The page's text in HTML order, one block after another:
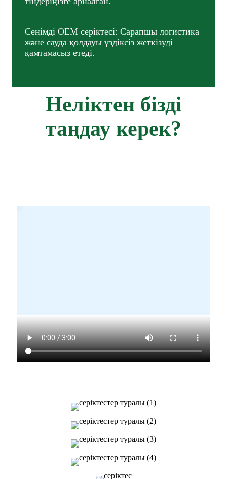
Сенімді OEM серіктесі: Сарапшы логистика
және сауда қолдауы үздіксіз жеткізуді
қамтамасыз етеді.
Неліктен бізді
таңдау керек?